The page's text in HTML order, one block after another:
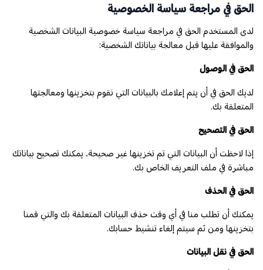
الحق في مراجعة سياسة الخصوصية
لدى المستخدم الحق في مراجعة سياسة خصوصية البيانات الشخصية
والموافقة عليها قبل معالجة بياناتك الشخصية:
الحق في الوصول
لديك الحق في أن يتم إعلامك بالبيانات التي نقوم بتخزينها ومعالجتها
المتعلقة بك.
الحق في التصحيح
إذا لاحظت أن البيانات التي تم تخزينها غير صحيحة، يمكنك تصحيح بياناتك
مباشرة في ملف التعريف الخاص بك.
الحق في الحذف
يمكنك أن تطلب منا في أي وقت حذف البيانات المتعلقة بك والتي قمنا
بتخزينها ومن ثم سيتم إلغاء تنشيط حسابك.
الحق في نقل البيانات